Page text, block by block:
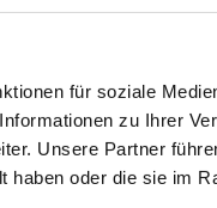
für soziale
zu Ihrer
Unsere Partner
haben oder die sie im